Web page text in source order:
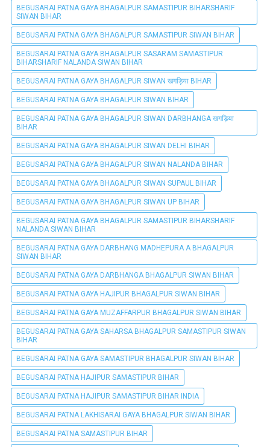
BEGUSARAI PATNA GAYA BHAGALPUR SAMASTIPUR BIHARSHARIF
SIWAN BIHAR
BEGUSARAI PATNA GAYA BHAGALPUR SAMASTIPUR SIWAN BIHAR
BEGUSARAI PATNA GAYA BHAGALPUR SASARAM SAMASTIPUR
BIHARSHARIF NALANDA SIWAN BIHAR
BEGUSARAI PATNA GAYA BHAGALPUR SIWAN खगड़िया BIHAR
BEGUSARAI PATNA GAYA BHAGALPUR SIWAN BIHAR
BEGUSARAI PATNA GAYA BHAGALPUR SIWAN DARBHANGA खगड़िया
BIHAR
BEGUSARAI PATNA GAYA BHAGALPUR SIWAN DELHI BIHAR
BEGUSARAI PATNA GAYA BHAGALPUR SIWAN NALANDA BIHAR
BEGUSARAI PATNA GAYA BHAGALPUR SIWAN SUPAUL BIHAR
BEGUSARAI PATNA GAYA BHAGALPUR SIWAN UP BIHAR
BEGUSARAI PATNA GAYA BHAGALPUR SAMASTIPUR BIHARSHARIF
NALANDA SIWAN BIHAR
BEGUSARAI PATNA GAYA DARBHANG MADHEPURA A BHAGALPUR
SIWAN BIHAR
BEGUSARAI PATNA GAYA DARBHANGA BHAGALPUR SIWAN BIHAR
BEGUSARAI PATNA GAYA HAJIPUR BHAGALPUR SIWAN BIHAR
BEGUSARAI PATNA GAYA MUZAFFARPUR BHAGALPUR SIWAN BIHAR
BEGUSARAI PATNA GAYA SAHARSA BHAGALPUR SAMASTIPUR SIWAN
BIHAR
BEGUSARAI PATNA GAYA SAMASTIPUR BHAGALPUR SIWAN BIHAR
BEGUSARAI PATNA HAJIPUR SAMASTIPUR BIHAR
BEGUSARAI PATNA HAJIPUR SAMASTIPUR BIHAR INDIA
BEGUSARAI PATNA LAKHISARAI GAYA BHAGALPUR SIWAN BIHAR
BEGUSARAI PATNA SAMASTIPUR BIHAR